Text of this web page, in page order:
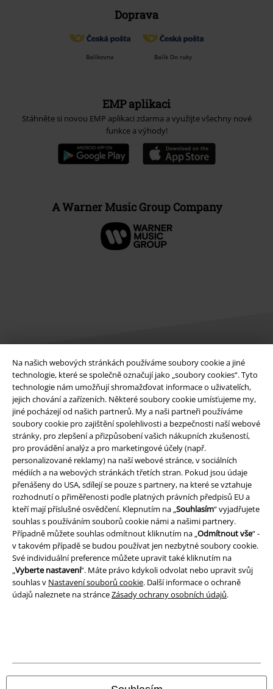
Na našich webových stránkách používáme soubory cookie a jiné
technologie, které se společně označují jako „soubory cookies“. Tyto
technologie nám umožňují shromažďovat informace o uživatelích,
jejich chování a zařízeních. Některé soubory cookie umísťujeme my,
jiné pocházejí od našich partnerů. My a naši partneři používáme
soubory cookie pro zajištění spolehlivosti a bezpečnosti naší webové
stránky, pro zlepšení a přizpůsobení vašich nákupních zkušeností,
pro provádění analýz a pro marketingové účely (např.
personalizované reklamy) na naší webové stránce, v sociálních
médiích a na webových stránkách třetích stran. Pokud jsou údaje
přenášeny do USA, sdílejí se pouze s partnery, na které se vztahuje
rozhodnutí o přiměřenosti podle platných právních předpisů EU a
kteří mají příslušné osvědčení. Klepnutím na „Souhlasím“ vyjadřujete
souhlas s používáním souborů cookie námi a našimi partnery.
Případně můžete souhlas odmítnout kliknutím na „Odmítnout vše“ -
v takovém případě se budou používat jen nezbytné soubory cookie.
Své individuální preference můžete upravit také kliknutím na
„Vyberte nastavení“. Máte právo kdykoli odvolat nebo upravit svůj
souhlas v Nastavení souborů cookie. Další informace o ochraně
údajů naleznete na stránceZásady ochrany osobních údajů.
Doprava
Balíkovna Balík Do ruky
EMP aplikaci
Stáhněte si novou EMP aplikaci zdarma a využijte všechny nové
funkce a výhody!
A Warner Music Group Company
Právní informace
Podmínky
Prohlášení
Ochrana osobních údajů
Likvidace odpadu a ochrana životního prostředí
Prohlášení o shodě
Informace o přístupnosti
Nastavení souborů cookie
Odstoupení od smlouvy